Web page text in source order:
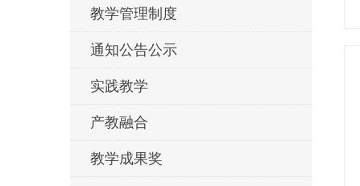
教学管理制度
通知公告公示
实践教学
产教融合
教学成果奖